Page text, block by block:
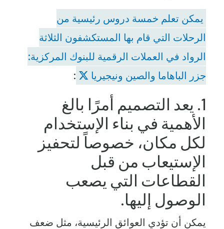
يمكن تعلم خمسة دروس رئيسية من
الرحلات التي قام بها المستكشفون الثلاثة
الرواد في العملات الرقمية للبنوك المركزية:
جزر الباهاما والصين ونيجيريا
:
1. يعد التصميم أمرًا بالغ
الأهمية في بناء الإستخدام
لكل مكان، خصوصاً لتحفيز
الإستيعاب من قبل
القطاعات التي يصعب
الوصول إليها.
يمكن أن تؤدي العوائق الرئيسية، مثل ضعف